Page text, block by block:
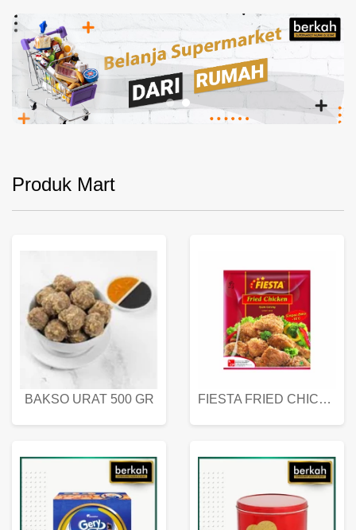
Produk Mart
BAKSO URAT 500 GR FIESTA FRIED CHICKEN 500 GR